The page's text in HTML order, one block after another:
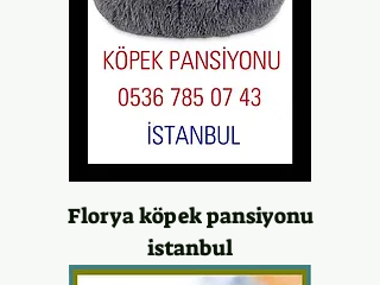
Florya köpek pansiyonu
istanbul